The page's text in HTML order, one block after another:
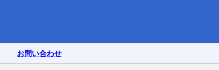
お問い合わせ